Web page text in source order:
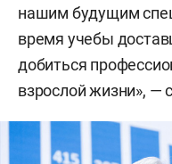
нашим будущим
время учебы
добиться
взрослой жизни», —